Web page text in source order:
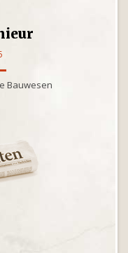
Bauwesen